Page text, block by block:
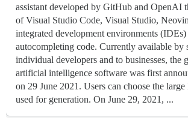
assistant developed by GitHub and OpenAI
of Visual Studio Code, Visual Studio,
integrated development environments
autocompleting code. Currently available by
individual developers and to businesses, the
artificial intelligence software was first
on 29 June 2021. Users can choose the
used for generation. On June 29, 2021, ...